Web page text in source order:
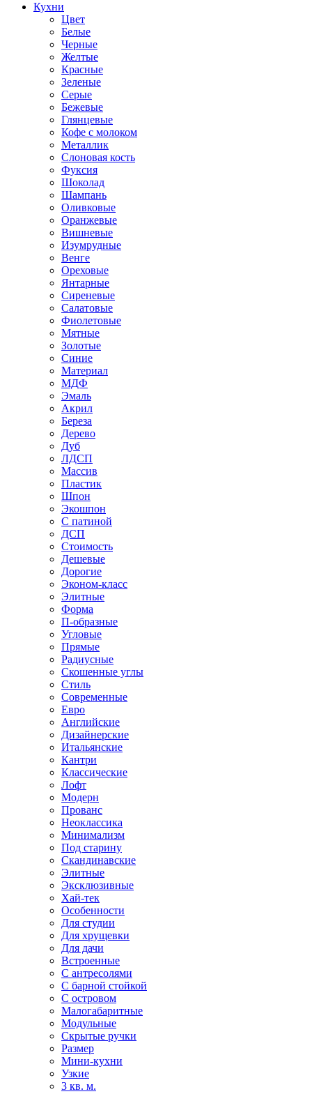
Кухни
Цвет
Белые
Черные
Желтые
Красные
Зеленые
Серые
Бежевые
Глянцевые
Кофе с молоком
Металлик
Слоновая кость
Фуксия
Шоколад
Шампань
Оливковые
Оранжевые
Вишневые
Изумрудные
Венге
Ореховые
Янтарные
Сиреневые
Салатовые
Фиолетовые
Мятные
Золотые
Синие
Материал
МДФ
Эмаль
Акрил
Береза
Дерево
Дуб
ЛДСП
Массив
Пластик
Шпон
Экошпон
С патиной
ДСП
Стоимость
Дешевые
Дорогие
Эконом-класс
Элитные
Форма
П-образные
Угловые
Прямые
Радиусные
Скошенные углы
Стиль
Современные
Евро
Английские
Дизайнерские
Итальянские
Кантри
Классические
Лофт
Модерн
Прованс
Неоклассика
Минимализм
Под старину
Скандинавские
Элитные
Эксклюзивные
Хай-тек
Особенности
Для студии
Для хрущевки
Для дачи
Встроенные
С антресолями
С барной стойкой
С островом
Малогабаритные
Модульные
Скрытые ручки
Размер
Мини-кухни
Узкие
3 кв. м.